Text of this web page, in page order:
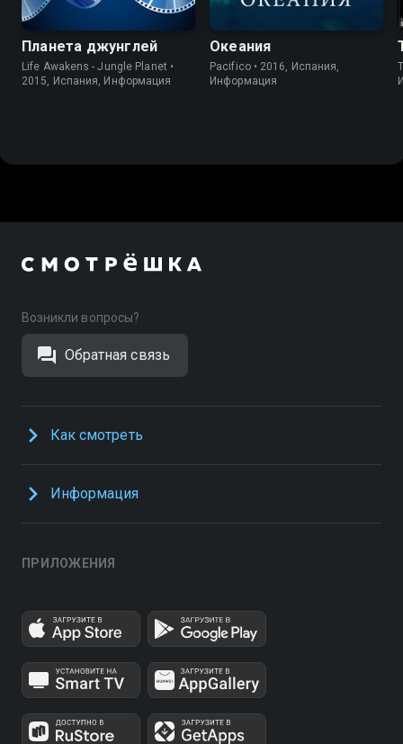
Планета джунглей
Life Awakens - Jungle Planet •
2015, Испания, Информация
Океания
Pacifico • 2016, Испания,
Информация
Возникли вопросы?
Обратная связь
Как смотреть
Информация
ПРИЛОЖЕНИЯ